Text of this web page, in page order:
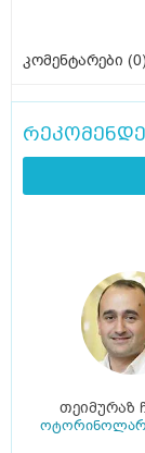
კომენტარები (0
თეიმურაზ